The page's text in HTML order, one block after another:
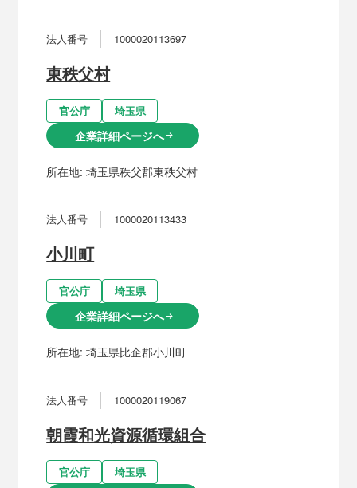
法人番号 1000020113697
東秩父村
官公庁 埼玉県
企業詳細ページへarrow_right_alt
所在地:埼玉県秩父郡東秩父村
法人番号 1000020113433
小川町
官公庁 埼玉県
企業詳細ページへarrow_right_alt
所在地:埼玉県比企郡小川町
法人番号 1000020119067
朝霞和光資源循環組合
官公庁 埼玉県